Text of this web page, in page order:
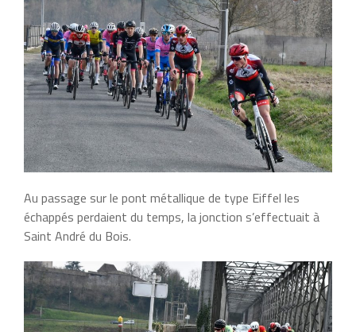
Au passage sur le pont métallique de type Eiffel les
échappés perdaient du temps, la jonction s’effectuait à
Saint André du Bois.